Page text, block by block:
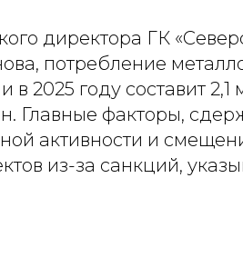
директора ГК
потребление
2025 году составит 2,1
Главные факторы,
активности и
из-за санкций,